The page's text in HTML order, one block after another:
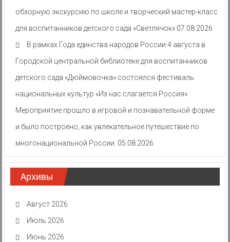
обзорную экскурсию по школе и творческий мастер-класс
для воспитанников детского сада «Светлячок» 07.08.2026
В рамках Года единства народов России 4 августа в
Городской центральной библиотеке для воспитанников
детского сада «Дюймовочка» состоялся фестиваль
национальных культур «Из нас слагается Россия».
Мероприятие прошло в игровой и познавательной форме
и было построено, как увлекательное путешествие по
многонациональной России. 05.08.2026
Архивы
Август 2026
Июль 2026
Июнь 2026